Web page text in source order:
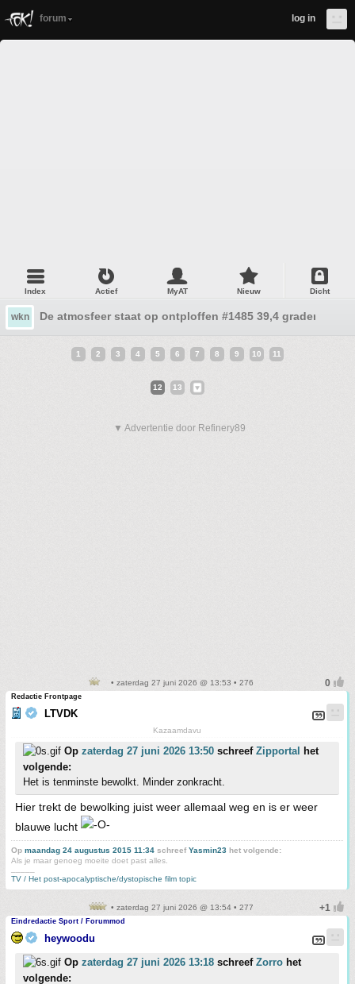
forum log in
Index Actief MyAT Nieuw Dicht
wkn De atmosfeer staat op ontploffen #1485 39,4 graden in Eli.
1 2 3 4 5 6 7 8 9 10 11
12 13
▼ Advertentie door Refinery89
• zaterdag 27 juni 2026 @ 13:53 • 276
Redactie Frontpage
LTVDK
Kazaamdavu
Op zaterdag 27 juni 2026 13:50 schreef Zipportal het
volgende:
Het is tenminste bewolkt. Minder zonkracht.
Hier trekt de bewolking juist weer allemaal weg en is er weer
blauwe lucht
Op maandag 24 augustus 2015 11:34 schreefYasmin23 het volgende:
Als je maar genoeg moeite doet past alles.
TV / Het post-apocalyptische/dystopische film topic
• zaterdag 27 juni 2026 @ 13:54 • 277
Eindredactie Sport / Forummod
heywoodu
Op zaterdag 27 juni 2026 13:18 schreef Zorro het
volgende: